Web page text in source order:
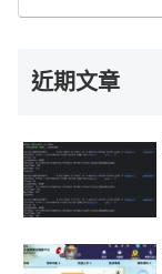
近期文章